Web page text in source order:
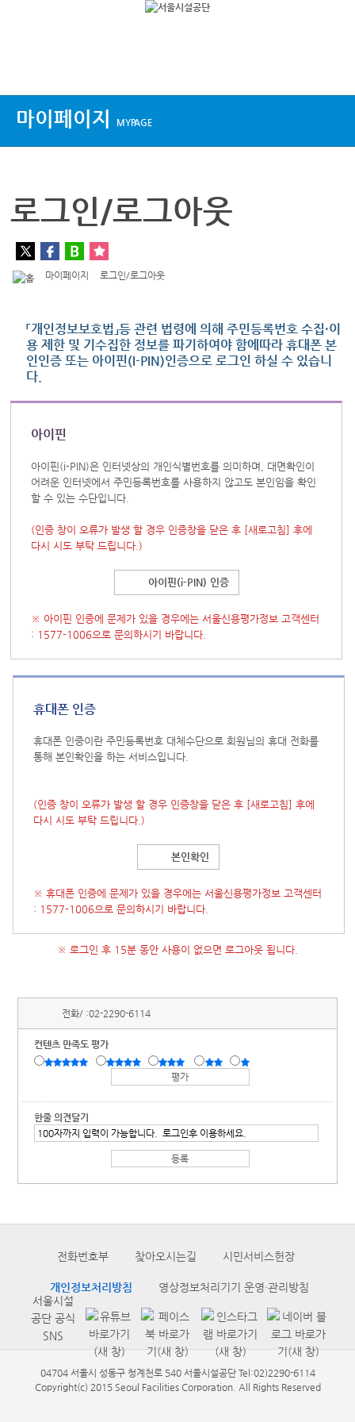
마이페이지 MYPAGE
로그인/로그아웃
마이페이지 로그인/로그아웃
「개인정보보호법」등 관련 법령에 의해 주민등록번호 수집·이
용 제한 및 기수집한 정보를 파기하여야 함에따라 휴대폰 본
인인증 또는 아이핀(I-PIN)인증으로 로그인 하실 수 있습니
다.
아이핀
아이핀(i-PIN)은 인터넷상의 개인식별번호를 의미하며, 대면확인이
어려운 인터넷에서 주민등록번호를 사용하지 않고도 본인임을 확인
할 수 있는 수단입니다.
(인증 창이 오류가 발생 할 경우 인증창을 닫은 후 [새로고침] 후에
다시 시도 부탁 드립니다.)
아이핀(i-PIN) 인증
※ 아이핀 인증에 문제가 있을 경우에는 서울신용평가정보 고객센터
: 1577-1006으로 문의하시기 바랍니다.
휴대폰 인증
휴대폰 인증이란 주민등록번호 대체수단으로 회원님의 휴대 전화를
통해 본인확인을 하는 서비스입니다.
(인증 창이 오류가 발생 할 경우 인증창을 닫은 후 [새로고침] 후에
다시 시도 부탁 드립니다.)
본인확인
※ 휴대폰 인증에 문제가 있을 경우에는 서울신용평가정보 고객센터
: 1577-1006으로 문의하시기 바랍니다.
※ 로그인 후 15분 동안 사용이 없으면 로그아웃 됩니다.
전화/ :02-2290-6114
컨텐츠 만족도 평가
한줄 의견달기
전화번호부 찾아오시는길 시민서비스헌장
개인정보처리방침
영상정보처리기기 운영·관리방침
서울시설
공단 공식
SNS
04704 서울시 성동구 청계천로 540 서울시설공단 Tel:02)2290-6114
Copyright(c) 2015 Seoul Facilities Corporation. All Rights Reserved